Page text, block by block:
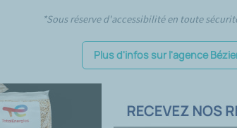
*Sous réserve d'accessibilité en toute
Plus d'infos sur l'agence